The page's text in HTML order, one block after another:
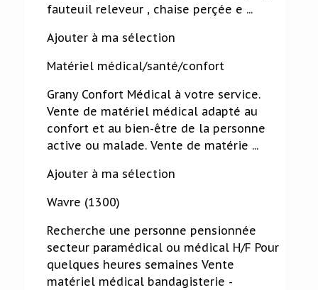
fauteuil releveur , chaise perçée e ...
Ajouter à ma sélection
Matériel médical/santé/confort
Grany Confort Médical à votre service.
Vente de matériel médical adapté au
confort et au bien-être de la personne
active ou malade. Vente de matérie ...
Ajouter à ma sélection
Wavre (1300)
Recherche une personne pensionnée
secteur paramédical ou médical H/F Pour
quelques heures semaines Vente
matériel médical bandagisterie -